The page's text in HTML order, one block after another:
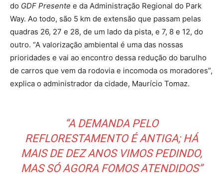
do GDF Presente e da Administração Regional do Park
Way. Ao todo, são 5 km de extensão que passam pelas
quadras 26, 27 e 28, de um lado da pista, e 7, 8 e 12, do
outro. “A valorização ambiental é uma das nossas
prioridades e vai ao encontro dessa redução do barulho
de carros que vem da rodovia e incomoda os moradores”,
explica o administrador da cidade, Maurício Tomaz.
“A DEMANDA PELO
REFLORESTAMENTO É ANTIGA; HÁ
MAIS DE DEZ ANOS VIMOS PEDINDO,
MAS SÓ AGORA FOMOS ATENDIDOS”